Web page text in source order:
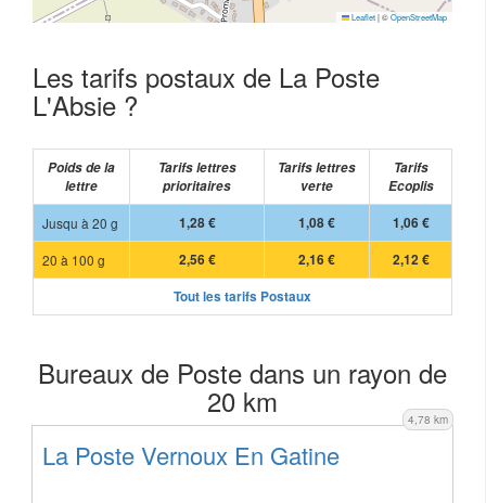
Leaflet|©OpenStreetMap
Les tarifs postaux de La Poste
L'Absie ?
Poids de la
lettre
Tarifs lettres
prioritaires
Tarifs lettres
verte
Tarifs
Ecoplis
Jusqu à 20 g
1,28 € 1,08 €
1,06 €
20 à 100 g
2,56 € 2,16 €
2,12 €
Tout les tarifs Postaux
Bureaux de Poste dans un rayon de
20 km 4,78 km
La Poste Vernoux En Gatine